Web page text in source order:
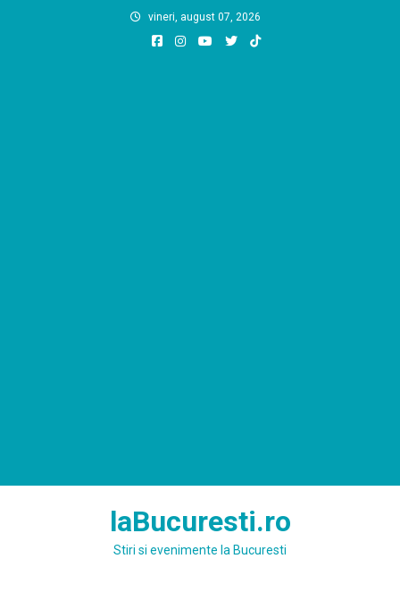
vineri, august 07, 2026
laBucuresti.ro
Stiri si evenimente la Bucuresti